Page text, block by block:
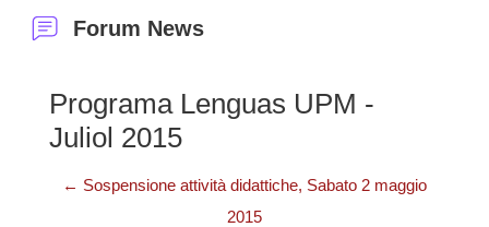
Forum News
Programa Lenguas UPM -
Juliol 2015
← Sospensione attività didattiche, Sabato 2 maggio
2015